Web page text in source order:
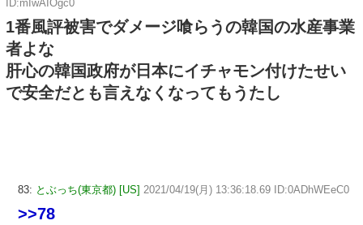
ID:mIwAIOgc0
1番風評被害でダメージ喰らうの韓国の水産事業
者よな
肝心の韓国政府が日本にイチャモン付けたせい
で安全だとも言えなくなってもうたし
83: とぶっち(東京都) [US] 2021/04/19(月) 13:36:18.69 ID:0ADhWEeC0
>>78